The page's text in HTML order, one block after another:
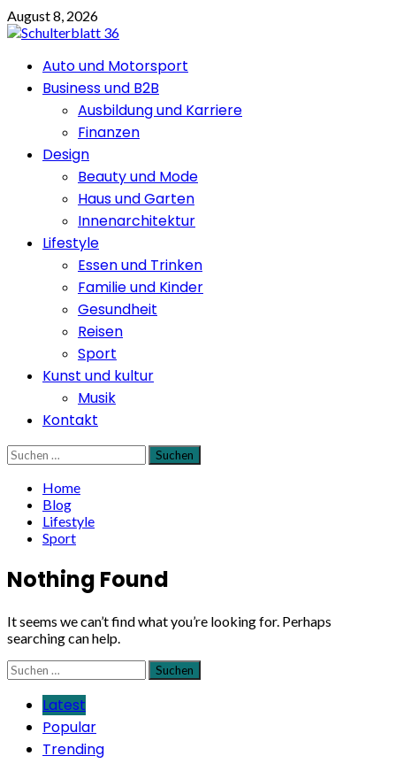
Skip
to
August 8, 2026
PrimaryAuto und Motorsport
Business und B2B
Ausbildung und Karriere
Finanzen
Design
Beauty und Mode
Haus und Garten
Innenarchitektur
Lifestyle
Essen und Trinken
Familie und Kinder
Gesundheit
Reisen
Sport
Kunst und kultur
Musik
Kontakt
Suchen
nach:
Home
Blog
Lifestyle
Sport
Nothing Found
It seems we can’t find what you’re looking for. Perhaps
searching can help.
Suchen
nach:
Latest
Popular
Trending